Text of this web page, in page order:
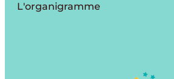
L'organigramme